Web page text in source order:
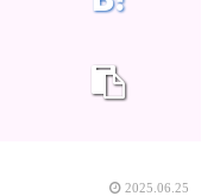
2025.06.25